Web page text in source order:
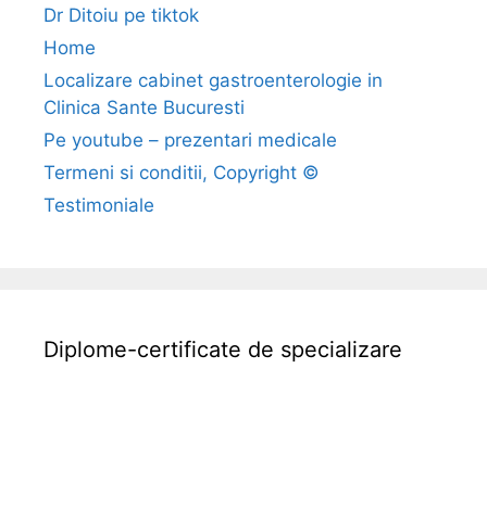
i
t
e
r
p
a
Dr Ditoiu pe tiktok
Home
Localizare cabinet gastroenterologie in
Clinica Sante Bucuresti
Pe youtube – prezentari medicale
Termeni si conditii, Copyright ©
Testimoniale
Diplome-certificate de specializare